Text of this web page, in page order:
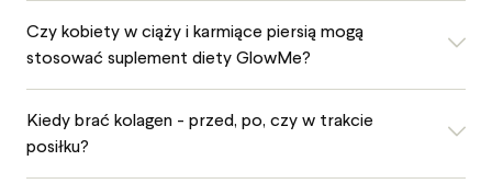
Czy kobiety w ciąży i karmiące piersią mogą
stosować suplement diety GlowMe?
Kiedy brać kolagen - przed, po, czy w trakcie
posiłku?